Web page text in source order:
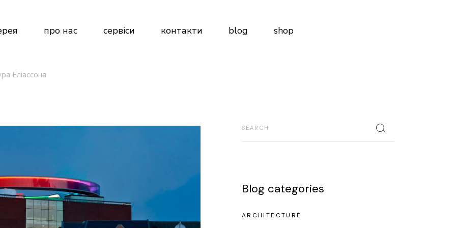
про нас сервіси контакти blog shop
Еліассона
Blog categories
ARCHITECTURE